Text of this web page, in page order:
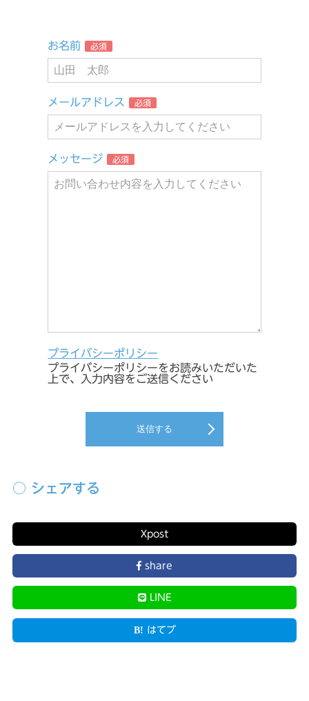
お名前 必須
メールアドレス 必須
メッセージ 必須
プライバシーポリシー
プライバシーポリシーをお読みいただいた
上で、入力内容をご送信ください
送信する
○ シェアする
Xpost
share
LINE
はてブ